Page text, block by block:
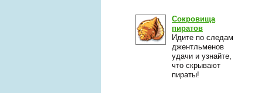
Сокровища
пиратов
Идите по следам
джентльменов
удачи и узнайте,
что скрывают
пираты!